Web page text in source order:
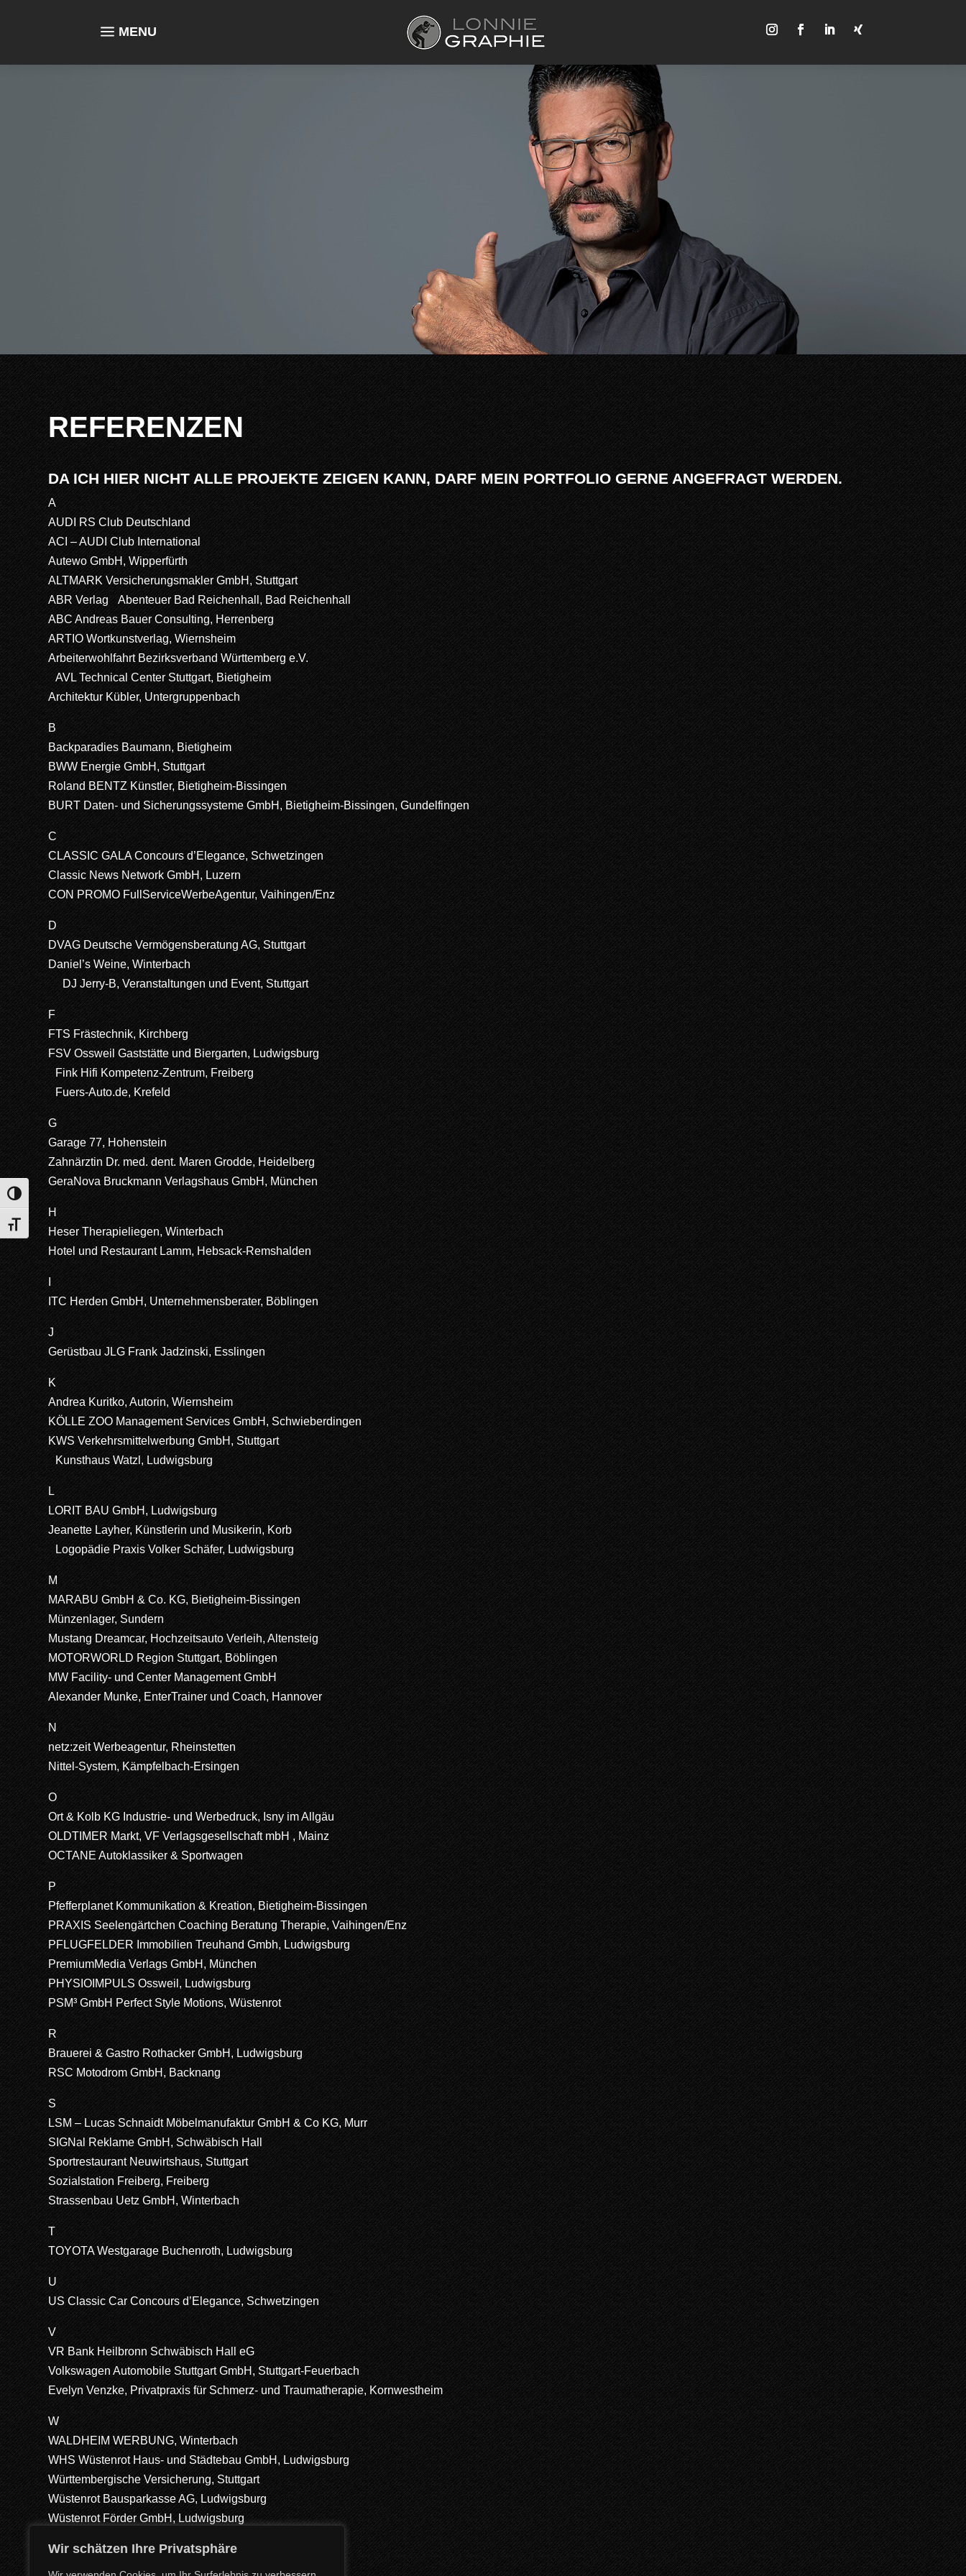
Wir schätzen Ihre Privatsphäre
Umschalten auf hohe Kontraste
Schrift vergrößern
a MENU
REFERENZEN
DA ICH HIER NICHT ALLE PROJEKTE ZEIGEN KANN, DARF MEIN PORTFOLIO GERNE ANGEFRAGT WERDEN.
A
AUDI RS Club Deutschland
ACI – AUDI Club International
Autewo GmbH, Wipperfürth
ALTMARK Versicherungsmakler GmbH, Stuttgart
ABR Verlag Abenteuer Bad Reichenhall, Bad Reichenhall
ABC Andreas Bauer Consulting, Herrenberg
ARTIO Wortkunstverlag, Wiernsheim
Arbeiterwohlfahrt Bezirksverband Württemberg e.V.
AVL Technical Center Stuttgart, Bietigheim
Architektur Kübler, Untergruppenbach
B
Backparadies Baumann, Bietigheim
BWW Energie GmbH, Stuttgart
Roland BENTZ Künstler, Bietigheim-Bissingen
BURT Daten- und Sicherungssysteme GmbH, Bietigheim-Bissingen, Gundelfingen
C
CLASSIC GALA Concours d’Elegance, Schwetzingen
Classic News Network GmbH, Luzern
CON PROMO FullServiceWerbeAgentur, Vaihingen/Enz
D
DVAG Deutsche Vermögensberatung AG, Stuttgart
Daniel’s Weine, Winterbach
DJ Jerry-B, Veranstaltungen und Event, Stuttgart
F
FTS Frästechnik, Kirchberg
FSV Ossweil Gaststätte und Biergarten, Ludwigsburg
Fink Hifi Kompetenz-Zentrum, Freiberg
Fuers-Auto.de, Krefeld
G
Garage 77, Hohenstein
Zahnärztin Dr. med. dent. Maren Grodde, Heidelberg
GeraNova Bruckmann Verlagshaus GmbH, München
H
Heser Therapieliegen, Winterbach
Hotel und Restaurant Lamm, Hebsack-Remshalden
ITC Herden GmbH, Unternehmensberater, Böblingen
J
Gerüstbau JLG Frank Jadzinski, Esslingen
K
Andrea Kuritko, Autorin, Wiernsheim
KÖLLE ZOO Management Services GmbH, Schwieberdingen
KWS Verkehrsmittelwerbung GmbH, Stuttgart
Kunsthaus Watzl, Ludwigsburg
L
LORIT BAU GmbH, Ludwigsburg
Jeanette Layher, Künstlerin und Musikerin, Korb
Logopädie Praxis Volker Schäfer, Ludwigsburg
M
MARABU GmbH & Co. KG, Bietigheim-Bissingen
Münzenlager, Sundern
Mustang Dreamcar, Hochzeitsauto Verleih, Altensteig
MOTORWORLD Region Stuttgart, Böblingen
MW Facility- und Center Management GmbH
Alexander Munke, EnterTrainer und Coach, Hannover
N
netz:zeit Werbeagentur, Rheinstetten
Nittel-System, Kämpfelbach-Ersingen
O
Ort & Kolb KG Industrie- und Werbedruck, Isny im Allgäu
OLDTIMER Markt, VF Verlagsgesellschaft mbH , Mainz
OCTANE Autoklassiker & Sportwagen
P
Pfefferplanet Kommunikation & Kreation, Bietigheim-Bissingen
PRAXIS Seelengärtchen Coaching Beratung Therapie, Vaihingen/Enz
PFLUGFELDER Immobilien Treuhand Gmbh, Ludwigsburg
PremiumMedia Verlags GmbH, München
PHYSIOIMPULS Ossweil, Ludwigsburg
PSM³ GmbH Perfect Style Motions, Wüstenrot
R
Brauerei & Gastro Rothacker GmbH, Ludwigsburg
RSC Motodrom GmbH, Backnang
S
LSM – Lucas Schnaidt Möbelmanufaktur GmbH & Co KG, Murr
SIGNal Reklame GmbH, Schwäbisch Hall
Sportrestaurant Neuwirtshaus, Stuttgart
Sozialstation Freiberg, Freiberg
Strassenbau Uetz GmbH, Winterbach
T
TOYOTA Westgarage Buchenroth, Ludwigsburg
U
US Classic Car Concours d’Elegance, Schwetzingen
V
VR Bank Heilbronn Schwäbisch Hall eG
Volkswagen Automobile Stuttgart GmbH, Stuttgart-Feuerbach
Evelyn Venzke, Privatpraxis für Schmerz- und Traumatherapie, Kornwestheim
W
WALDHEIM WERBUNG, Winterbach
WHS Wüstenrot Haus- und Städtebau GmbH, Ludwigsburg
Württembergische Versicherung, Stuttgart
Wüstenrot Bausparkasse AG, Ludwigsburg
Wüstenrot Förder GmbH, Ludwigsburg
W&W AG, Stuttgart